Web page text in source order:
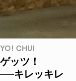
YO! CHUI
ゲッツ！
──キレッキレ